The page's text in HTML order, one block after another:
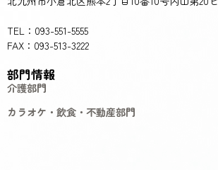
TEL：093-551-5555
FAX：093-513-3222
部門情報
介護部門
カラオケ・飲食・不動産部門